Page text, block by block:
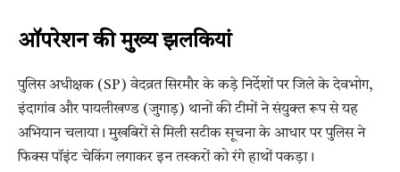
ऑपरेशन की मुख्य झलकियां
पुलिस अधीक्षक (SP) वेदव्रत सिरमौर के कड़े निर्देशों पर जिले के देवभोग,
इंदागांव और पायलीखण्ड (जुगाड़) थानों की टीमों ने संयुक्त रूप से यह
अभियान चलाया। मुखबिरों से मिली सटीक सूचना के आधार पर पुलिस ने
फिक्स पॉइंट चेकिंग लगाकर इन तस्करों को रंगे हाथों पकड़ा।